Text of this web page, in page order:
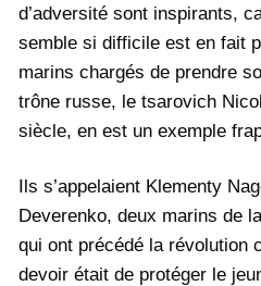
d’adversité sont inspirants,
semble si difficile est en fait
marins chargés de prendre
trône russe, le tsarovich
siècle, en est un exemple
Ils s’appelaient Klementy
Deverenko, deux marins de
qui ont précédé la révolution
devoir était de protéger le